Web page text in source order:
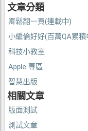
文章分類
卿鬆翻一頁(連載中)
小編倫好好(百萬QA累積
科技小教室
Apple 專區
智慧出版
相關文章
版面測試
測試文章